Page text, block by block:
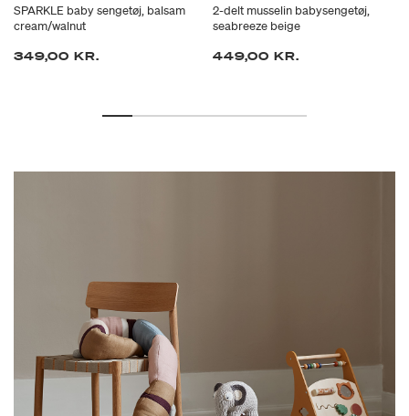
SPARKLE baby sengetøj, balsam
cream/walnut
349,00 KR.
2-delt musselin babysengetøj,
seabreeze beige
449,00 KR.